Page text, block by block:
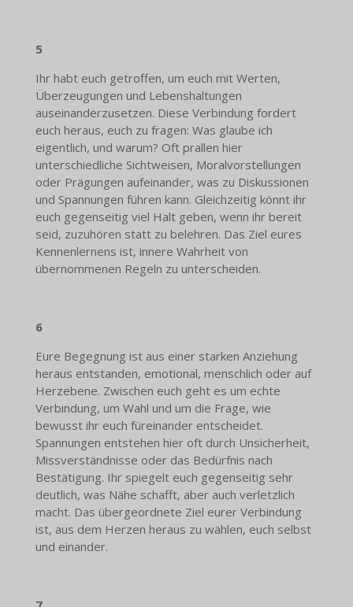
5
Ihr habt euch getroffen, um euch mit Werten,
Überzeugungen und Lebenshaltungen
auseinanderzusetzen. Diese Verbindung fordert
euch heraus, euch zu fragen: Was glaube ich
eigentlich, und warum? Oft prallen hier
unterschiedliche Sichtweisen, Moralvorstellungen
oder Prägungen aufeinander, was zu Diskussionen
und Spannungen führen kann. Gleichzeitig könnt ihr
euch gegenseitig viel Halt geben, wenn ihr bereit
seid, zuzuhören statt zu belehren. Das Ziel eures
Kennenlernens ist, innere Wahrheit von
übernommenen Regeln zu unterscheiden.
6
Eure Begegnung ist aus einer starken Anziehung
heraus entstanden, emotional, menschlich oder auf
Herzebene. Zwischen euch geht es um echte
Verbindung, um Wahl und um die Frage, wie
bewusst ihr euch füreinander entscheidet.
Spannungen entstehen hier oft durch Unsicherheit,
Missverständnisse oder das Bedürfnis nach
Bestätigung. Ihr spiegelt euch gegenseitig sehr
deutlich, was Nähe schafft, aber auch verletzlich
macht. Das übergeordnete Ziel eurer Verbindung
ist, aus dem Herzen heraus zu wählen, euch selbst
und einander.